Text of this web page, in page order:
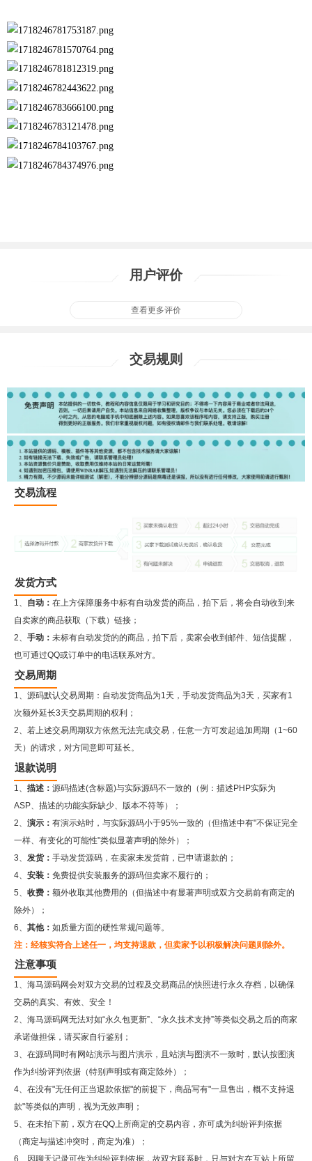
用户评价
查看更多评价
交易规则
交易流程
发货方式
1、 自动： 在上方保障服务中标有自动发货的商品，拍下后，将会自动收到来
自卖家的商品获取（下载）链接；
2、 手动： 未标有自动发货的的商品，拍下后，卖家会收到邮件、短信提醒，
也可通过QQ或订单中的电话联系对方。
交易周期
1、源码默认交易周期：自动发货商品为1天，手动发货商品为3天，买家有1
次额外延长3天交易周期的权利；
2、若上述交易周期双方依然无法完成交易，任意一方可发起追加周期（1~60
天）的请求，对方同意即可延长。
退款说明
1、 描述： 源码描述(含标题)与实际源码不一致的（例：描述PHP实际为
ASP、描述的功能实际缺少、版本不符等）；
2、 演示： 有演示站时，与实际源码小于95%一致的（但描述中有"不保证完全
一样、有变化的可能性"类似显著声明的除外）；
3、 发货： 手动发货源码，在卖家未发货前，已申请退款的；
4、 安装： 免费提供安装服务的源码但卖家不履行的；
5、 收费： 额外收取其他费用的（但描述中有显著声明或双方交易前有商定的
除外）；
6、 其他： 如质量方面的硬性常规问题等。
注：经核实符合上述任一，均支持退款，但卖家予以积极解决问题则除外。
注意事项
1、海马源码网会对双方交易的过程及交易商品的快照进行永久存档，以确保
交易的真实、有效、安全！
2、 海马源码网无法对如“永久包更新”、“永久技术支持”等类似交易之后的商家
承诺做担保，请买家自行鉴别；
3、在源码同时有网站演示与图片演示，且站演与图演不一致时，默认按图演
作为纠纷评判依据（特别声明或有商定除外）；
4、在没有"无任何正当退款依据"的前提下，商品写有"一旦售出，概不支持退
款"等类似的声明，视为无效声明；
5、在未拍下前，双方在QQ上所商定的交易内容，亦可成为纠纷评判依据
（商定与描述冲突时，商定为准）；